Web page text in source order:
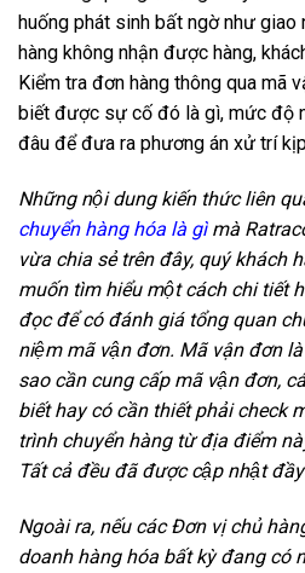
huống phát sinh bất ngờ như giao
hàng không nhận được hàng,
Kiểm tra đơn hàng thông qua mã
biết được sự cố đó là gì, mức độ
đâu để đưa ra phương án xử trí
Những nội dung kiến thức liên
chuyển hàng hóa là gìmà
vừa chia sẻ trên đây, quý khách
muốn tìm hiểu một cách chi tiết
đọc để có đánh giá tổng quan
niệm mã vận đơn. Mã vận đơn
sao cần cung cấp mã vận đơn,
biết hay có cần thiết phải check
trình chuyển hàng từ địa điểm
Tất cả đều đã được cập nhật
Ngoài ra, nếu các Đơn vị chủ
doanh hàng hóa bất kỳ đang có